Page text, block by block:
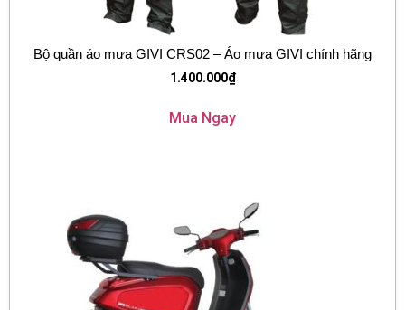
Bộ quần áo mưa GIVI CRS02 – Áo mưa GIVI chính hãng
1.400.000₫
Mua Ngay